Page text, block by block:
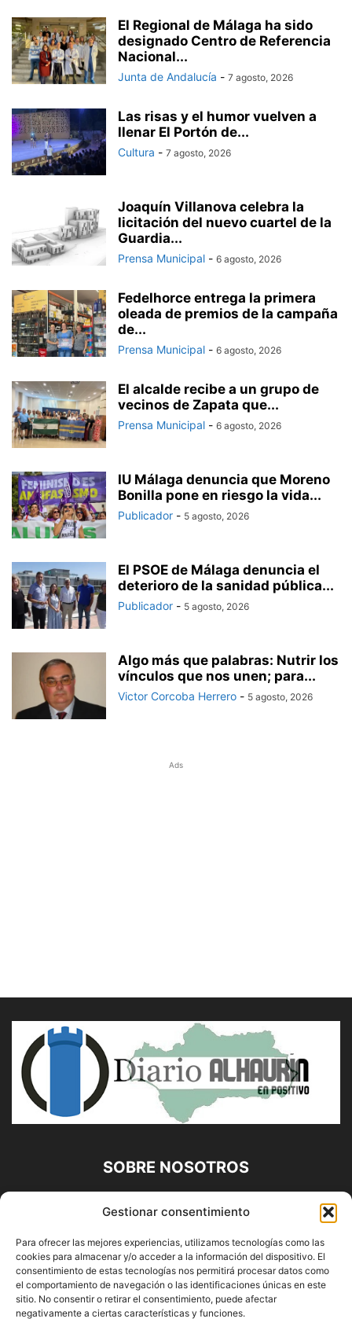
Gestionar consentimiento
Para ofrecer las mejores experiencias, utilizamos tecnologías como las
cookies para almacenar y/o acceder a la información del dispositivo. El
consentimiento de estas tecnologías nos permitirá procesar datos como
el comportamiento de navegación o las identificaciones únicas en este
sitio. No consentir o retirar el consentimiento, puede afectar
negativamente a ciertas características y funciones.
El Regional de Málaga ha sido
designado Centro de Referencia
Nacional...
Junta de Andalucía - 7 agosto, 2026
Las risas y el humor vuelven a
llenar El Portón de...
Cultura - 7 agosto, 2026
Joaquín Villanova celebra la
licitación del nuevo cuartel de la
Guardia...
Prensa Municipal - 6 agosto, 2026
Fedelhorce entrega la primera
oleada de premios de la campaña
de...
Prensa Municipal - 6 agosto, 2026
El alcalde recibe a un grupo de
vecinos de Zapata que...
Prensa Municipal - 6 agosto, 2026
IU Málaga denuncia que Moreno
Bonilla pone en riesgo la vida...
Publicador - 5 agosto, 2026
El PSOE de Málaga denuncia el
deterioro de la sanidad pública...
Publicador - 5 agosto, 2026
Algo más que palabras: Nutrir los
vínculos que nos unen; para...
Victor Corcoba Herrero - 5 agosto, 2026
Ads
SOBRE NOSOTROS
Diario Alhaurín (www.alhaurindelatorre.com) Propiedad de
Francisco E. López López | 639 95 71 95 | Noticias de
Alhaurín de la Torre, Málaga y Provincia|
Contáctanos:info@alhaurindelatorre.com
SÍGUENOS